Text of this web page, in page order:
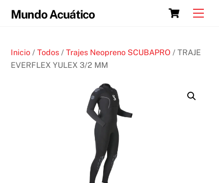
Cart
Mundo Acuático
Inicio /Todos /Trajes Neopreno SCUBAPRO / TRAJE
EVERFLEX YULEX 3/2 MM